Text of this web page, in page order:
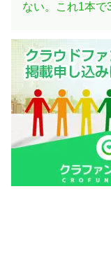
ない。これ1本で